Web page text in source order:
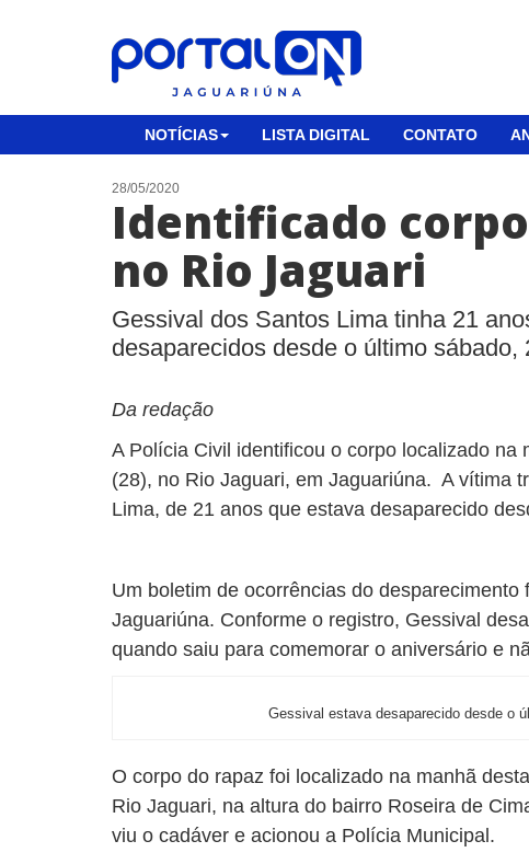
NOTÍCIAS LISTA DIGITAL CONTATO
28/05/2020
Identificado
no Rio Jaguari
Gessival dos Santos Lima tinha 21
desaparecidos desde o último sábado,
Da redação
A Polícia Civil identificou o corpo localizado na
(28), no Rio Jaguari, em Jaguariúna. A vítima
Lima, de 21 anos que estava desaparecido
Um boletim de ocorrências do
Jaguariúna. Conforme o registro, Gessival
quando saiu para comemorar o aniversário e
Gessival estava desaparecido desde o
O corpo do rapaz foi localizado na manhã
Rio Jaguari, na altura do bairro Roseira de
viu o cadáver e acionou a Polícia Municipal.